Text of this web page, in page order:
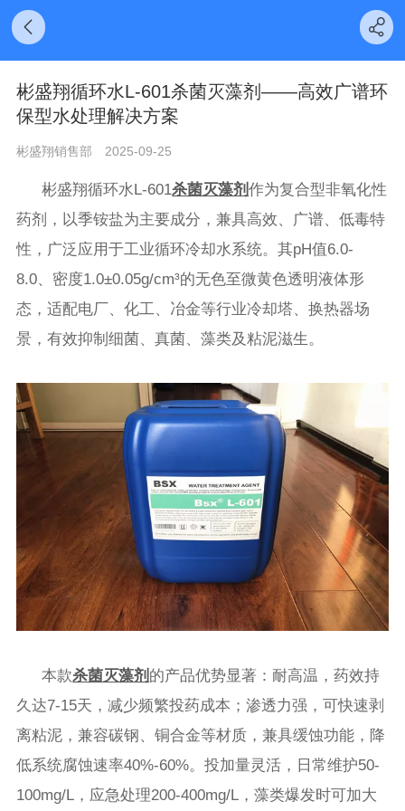
彬盛翔循环水L-601杀菌灭藻剂——高效广谱环
保型水处理解决方案
彬盛翔销售部 2025-09-25
彬盛翔循环水L-601杀菌灭藻剂作为复合型非氧化性
药剂，以季铵盐为主要成分，兼具高效、广谱、低毒特
性，广泛应用于工业循环冷却水系统。其pH值6.0-
8.0、密度1.0±0.05g/cm³的无色至微黄色透明液体形
态，适配电厂、化工、冶金等行业冷却塔、换热器场
景，有效抑制细菌、真菌、藻类及粘泥滋生。
本款杀菌灭藻剂 的产品优势显著：耐高温，药效持
久达7-15天，减少频繁投药成本；渗透力强，可快速剥
离粘泥，兼容碳钢、铜合金等材质，兼具缓蚀功能，降
低系统腐蚀速率40%-60%。投加量灵活，日常维护50-
100mg/L，应急处理200-400mg/L，藻类爆发时可加大